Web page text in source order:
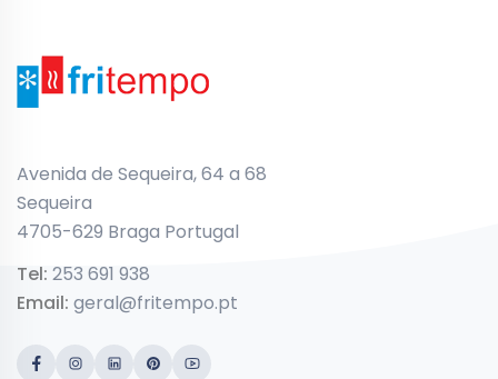
Avenida de Sequeira, 64 a 68
Sequeira
4705-629 Braga Portugal
Tel: 253 691 938
Email: geral@fritempo.pt